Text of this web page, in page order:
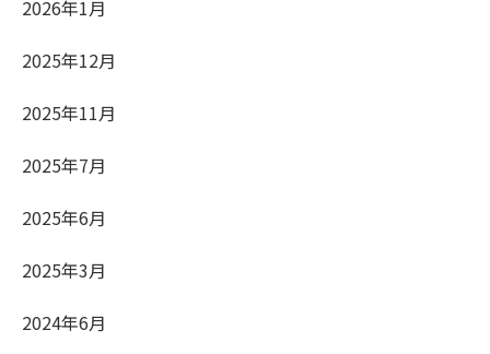
2026年1月
2025年12月
2025年11月
2025年7月
2025年6月
2025年3月
2024年6月